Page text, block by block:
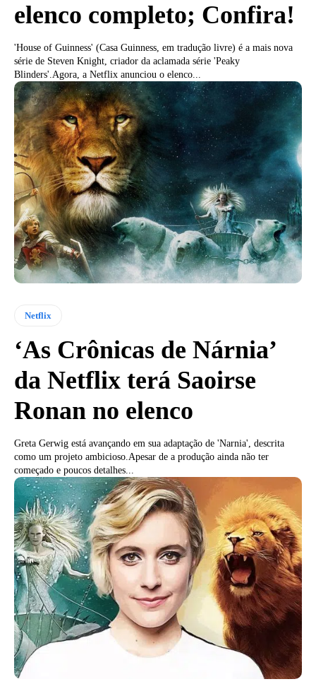
elenco completo; Confira!
'House of Guinness' (Casa Guinness, em tradução livre) é a mais nova
série de Steven Knight, criador da aclamada série 'Peaky
Blinders'.Agora, a Netflix anunciou o elenco...
Netflix
‘As Crônicas de Nárnia’
da Netflix terá Saoirse
Ronan no elenco
Greta Gerwig está avançando em sua adaptação de 'Narnia', descrita
como um projeto ambicioso.Apesar de a produção ainda não ter
começado e poucos detalhes...